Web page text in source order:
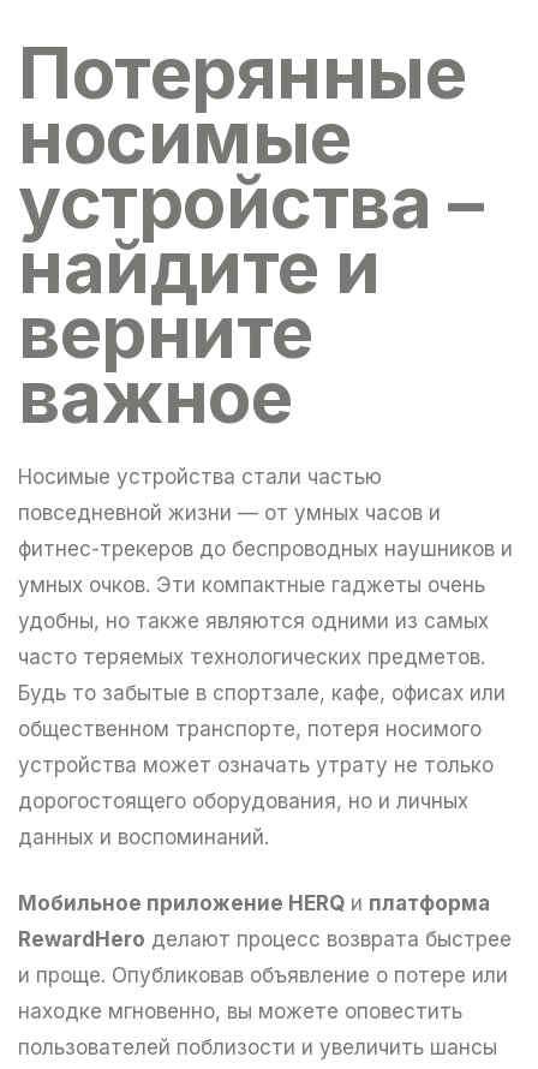
Потерянные
носимые
устройства –
найдите и
верните
важное
Носимые устройства стали частью
повседневной жизни — от умных часов и
фитнес-трекеров до беспроводных наушников и
умных очков. Эти компактные гаджеты очень
удобны, но также являются одними из самых
часто теряемых технологических предметов.
Будь то забытые в спортзале, кафе, офисах или
общественном транспорте, потеря носимого
устройства может означать утрату не только
дорогостоящего оборудования, но и личных
данных и воспоминаний.
Мобильное приложение HERQ и платформа
RewardHero делают процесс возврата быстрее
и проще. Опубликовав объявление о потере или
находке мгновенно, вы можете оповестить
пользователей поблизости и увеличить шансы